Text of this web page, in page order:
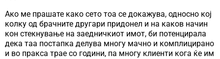
Ако ме прашате како сето тоа се докажува, односно кој
колку од брачните другари придонел и на каков начин
кон стекнување на заедничкиот имот, би потенцирала
дека таа постапка делува многу мачно и комплицирано
и во пракса трае со години, па многу клиенти кога ќе им